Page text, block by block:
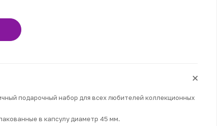
подарочный набор для всех любителей коллекционных
в капсулу диаметр 45 мм.